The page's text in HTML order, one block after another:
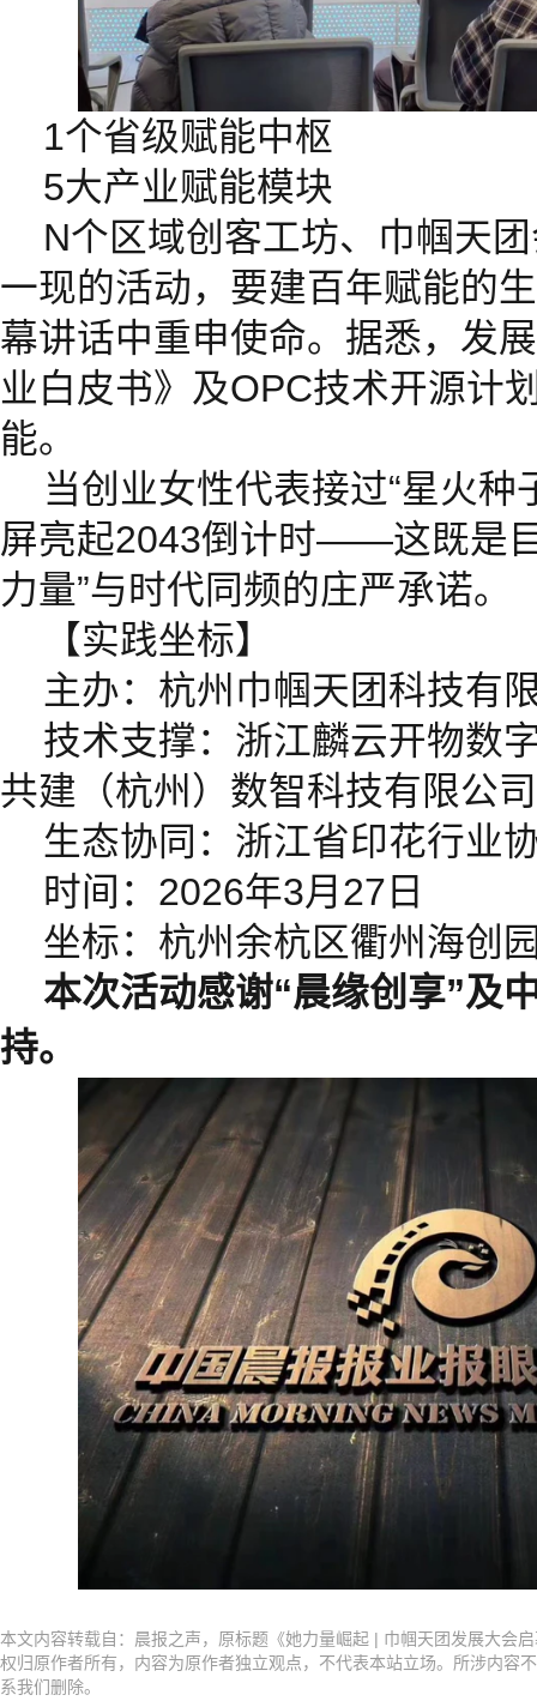
1个省级赋能中枢
5大产业赋能模块
N个区域创客工坊、巾帼天
一现的活动，要建百年赋能的
幕讲话中重申使命。据悉，发
业白皮书》及OPC技术开源计
能。
当创业女性代表接过“星火种
屏亮起2043倒计时——这既是
力量”与时代同频的庄严承诺。
【实践坐标】
主办：杭州巾帼天团科技有
技术支撑：浙江麟云开物数
共建（杭州）数智科技有限公司
生态协同：浙江省印花行业
时间：2026年3月27日
坐标：杭州余杭区衢州海创
本次活动感谢“晨缘创享”及
持。
本文内容转载自：晨报之声，原标题《她力量崛起 | 巾帼天团发展大会
权归原作者所有，内容为原作者独立观点，不代表本站立场。所涉内容
系我们删除。